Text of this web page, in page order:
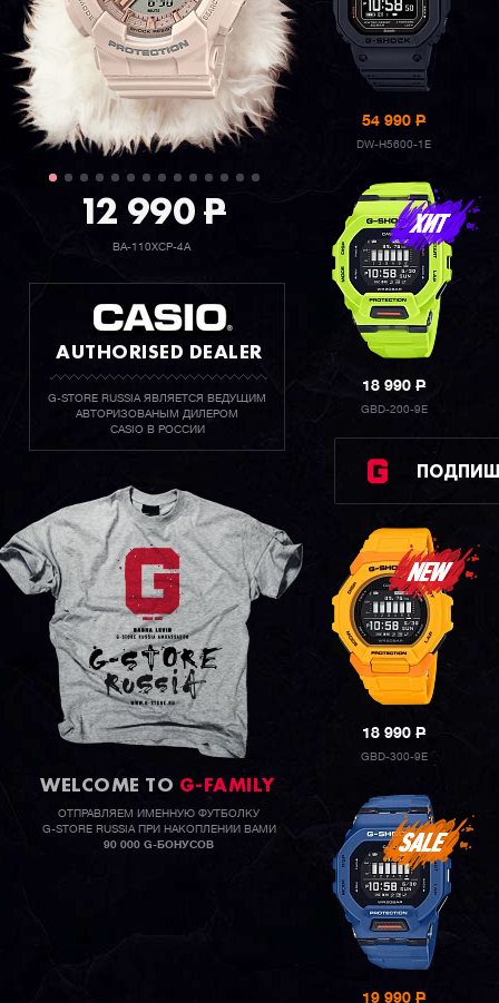
12 990P
BA-110XCP-4A
AUTHORISED DEALER
G-STORE RUSSIA ЯВЛЯЕТСЯ ВЕДУЩИМ
АВТОРИЗОВАНЫМ ДИЛЕРОМ
CASIO В РОССИИ
WELCOME TO G-FAMILY
ОТПРАВЛЯЕМ ИМЕННУЮ ФУТБОЛКУ
G-STORE RUSSIA ПРИ НАКОПЛЕНИИ ВАМИ
90 000 G-БОНУСОВ
54 990P
DW-H5600-1E
18 990P
GBD-200-9E
18 990P
GBD-300-9E
19 990P